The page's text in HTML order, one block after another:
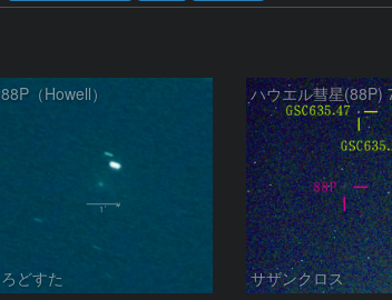
88P（Howell）
ろどすた サザンクロス